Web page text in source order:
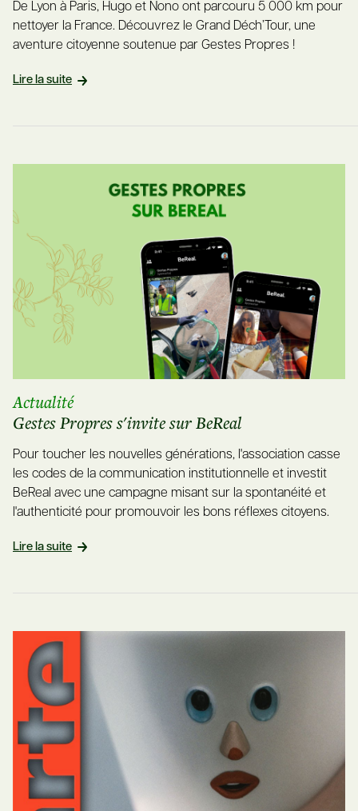
De Lyon à Paris, Hugo et Nono ont parcouru 5 000 km pour
nettoyer la France. Découvrez le Grand Déch’Tour, une
aventure citoyenne soutenue par Gestes Propres !
Lire la suite
Actualité
Gestes Propres s'invite sur BeReal
Pour toucher les nouvelles générations, l'association casse
les codes de la communication institutionnelle et investit
BeReal avec une campagne misant sur la spontanéité et
l'authenticité pour promouvoir les bons réflexes citoyens.
Lire la suite